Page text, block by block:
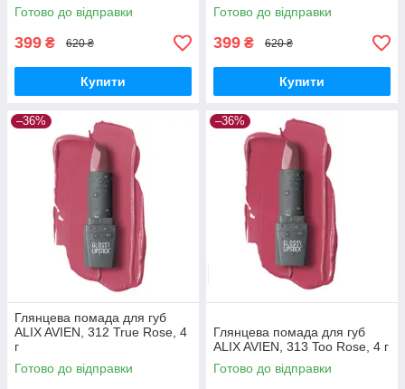
Готово до відправки
399 ₴ 620 ₴
Купити
Готово до відправки
399 ₴ 620 ₴
Купити
–36%
Глянцева помада для губ
ALIX AVIEN, 312 True Rose, 4
г
Готово до відправки
–36%
Глянцева помада для губ
ALIX AVIEN, 313 Too Rose, 4 г
Готово до відправки